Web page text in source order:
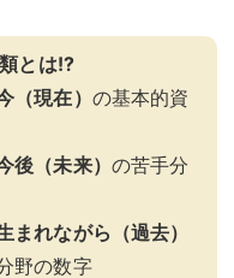
とは!?
（現在） の基本的資
後（未来） の苦手分
まれながら（過去）
野の数字